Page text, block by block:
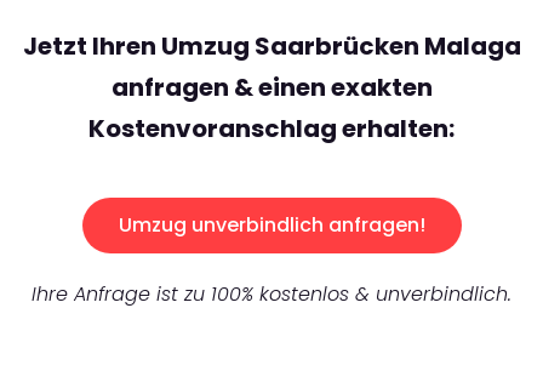
Jetzt Ihren Umzug Saarbrücken Malaga
anfragen & einen exakten
Kostenvoranschlag erhalten:
Umzug unverbindlich anfragen!
Ihre Anfrage ist zu 100% kostenlos & unverbindlich.